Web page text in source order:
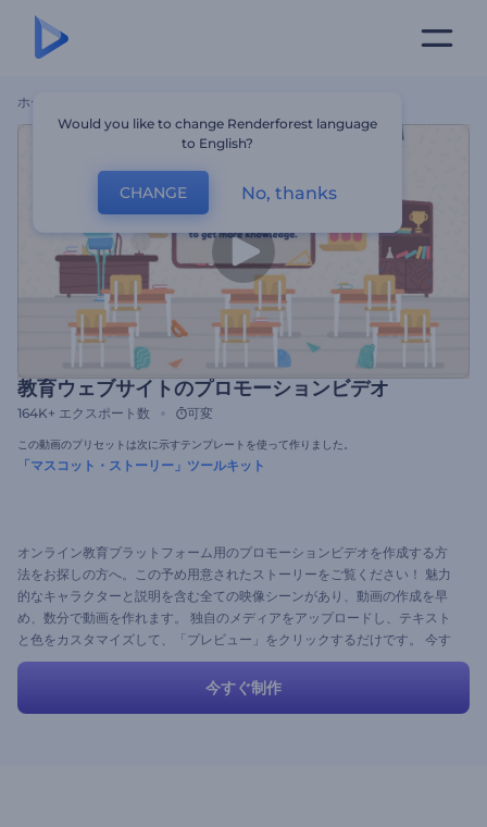
ホーム
教育ウェブサイトのプロモーションビデオ
164K+ エクスポート数 可変
この動画のプリセットは次に示すテンプレートを使って作りました。
「マスコット・ストーリー」ツールキット
オンライン教育プラットフォーム用のプロモーションビデオを作成する方
法をお探しの方へ。この予め用意されたストーリーをご覧ください！ 魅力
的なキャラクターと説明を含む全ての映像シーンがあり、動画の作成を早
め、数分で動画を作れます。 独自のメディアをアップロードし、テキスト
と色をカスタマイズして、「プレビュー」をクリックするだけです。 今す
ぐ試してみて、プロセスを楽しんでください！
今すぐ制作
Would you like to change Renderforest language
to English?
CHANGE No, thanks